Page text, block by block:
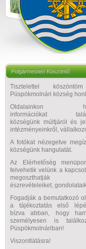
Polgármesteri Köszöntő
Tisztelettel
Püspökmolnári község
Oldalainkon
információkat
községünk múltjáról és
intézményeinkről,
A fotókat nézegetve
községünk hangulatát.
Az Elérhetőség
felvehetik velünk a
megoszthatják
észrevételeiket,
Fogadják a bemutatkozó
a tájékoztatás első
bízva abban, hogy
személyesen is
Püspökmolnáriban!
Viszontlátásra!